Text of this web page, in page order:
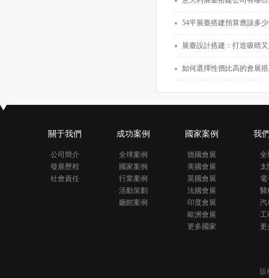
面積
54平展臺搭建預算應該多少錢？如何在
展臺設計搭建：打造吸睛
如何選擇性價比高的會展
關于我們
公司簡介
發展歷程
社會責任
成功案例
全球案例
國家案例
行業案例
活動策劃
廳館案例
國家案例
德國會展
美國會展
英國會展
法國會展
印度會展
歐洲會展
更多國家
我
全
太
電
醫
汽
工
更